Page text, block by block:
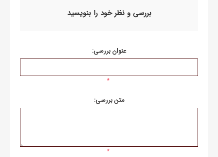
بررسی و نظر خود را بنویسید
عنوان بررسی:
*
متن بررسی:
*